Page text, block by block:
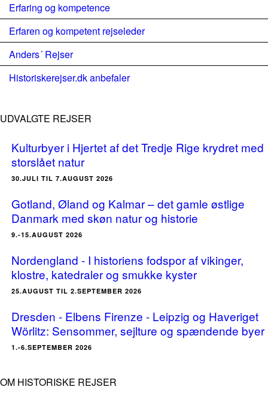
Erfaring og kompetence
Erfaren og kompetent rejseleder
Anders´ Rejser
Historiskerejser.dk anbefaler
UDVALGTE REJSER
Kulturbyer i Hjertet af det Tredje Rige krydret med
storslået natur
30.JULI TIL 7.AUGUST 2026
Gotland, Øland og Kalmar – det gamle østlige
Danmark med skøn natur og historie
9.-15.AUGUST 2026
Nordengland - I historiens fodspor af vikinger,
klostre, katedraler og smukke kyster
25.AUGUST TIL 2.SEPTEMBER 2026
Dresden - Elbens Firenze - Leipzig og Haveriget
Wörlitz: Sensommer, sejlture og spændende byer
1.-6.SEPTEMBER 2026
OM HISTORISKE REJSER